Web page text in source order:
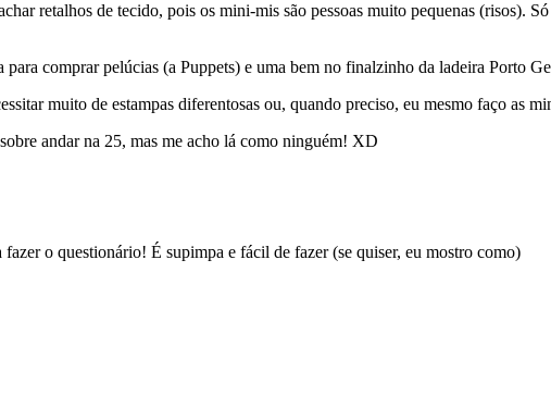
retalhos de tecido, pois os mini-mis são pessoas muito pequenas (risos).
comprar pelúcias (a Puppets) e uma bem no finalzinho da ladeira Porto
muito de estampas diferentosas ou, quando preciso, eu mesmo faço as
andar na 25, mas me acho lá como ninguém! XD
o questionário! É supimpa e fácil de fazer (se quiser, eu mostro como)